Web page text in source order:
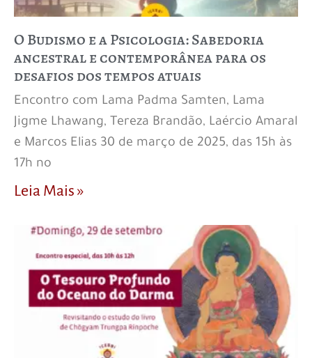
O Budismo e a Psicologia: Sabedoria
ancestral e contemporânea para os
desafios dos tempos atuais
Encontro com Lama Padma Samten, Lama
Jigme Lhawang, Tereza Brandão, Laércio Amaral
e Marcos Elias 30 de março de 2025, das 15h às
17h no
Leia Mais »